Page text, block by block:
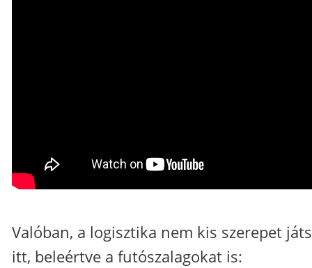
Valóban, a logisztika nem kis szerepet
itt, beleértve a futószalagokat is: